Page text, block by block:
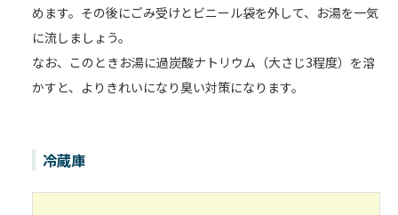
めます。その後にごみ受けとビニール袋を外して、お湯を一気
に流しましょう。
なお、このときお湯に過炭酸ナトリウム（大さじ3程度）を溶
かすと、よりきれいになり臭い対策になります。
冷蔵庫